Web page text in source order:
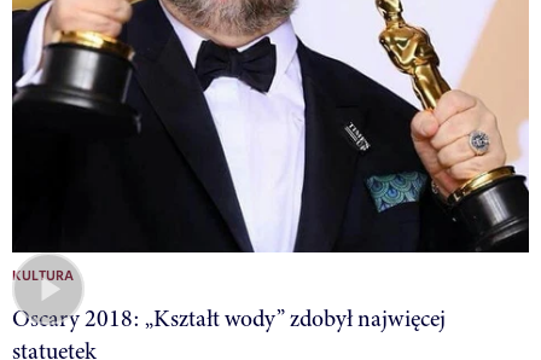
KULTURA
Oscary 2018: „Kształt wody” zdobył najwięcej
statuetek